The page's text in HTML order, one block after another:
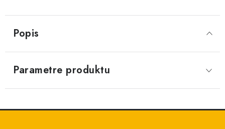
Popis
Parametre produktu